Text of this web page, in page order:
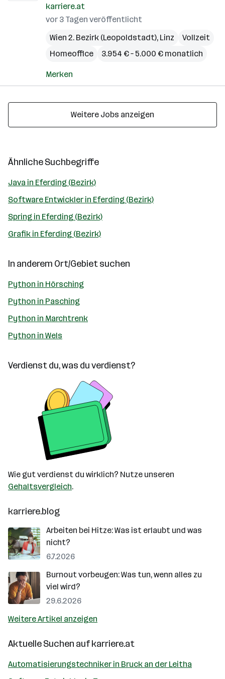
karriere.at
vor 3 Tagen veröffentlicht
Wien 2. Bezirk (Leopoldstadt), Linz
Vollzeit
Homeoffice
3.954 € – 5.000 € monatlich
Merken
Weitere Jobs anzeigen
Ähnliche Suchbegriffe
Java in Eferding (Bezirk)
Software Entwickler in Eferding (Bezirk)
Spring in Eferding (Bezirk)
Grafik in Eferding (Bezirk)
In anderem Ort/Gebiet suchen
Python in Hörsching
Python in Pasching
Python in Marchtrenk
Python in Wels
Verdienst du, was du verdienst?
Wie gut verdienst du wirklich? Nutze unseren
Gehaltsvergleich.
karriere.blog
Arbeiten bei Hitze: Was ist erlaubt und was
nicht?
6.7.2026
Burnout vorbeugen: Was tun, wenn alles zu
viel wird?
29.6.2026
Weitere Artikel anzeigen
Aktuelle Suchen aufkarriere.at
Automatisierungstechniker in Bruck an der Leitha